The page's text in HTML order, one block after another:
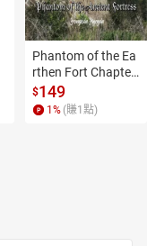
Phantom of the Ea
rthen Fort Chapter
4【有聲書】
$149
1 % (賺1 點)